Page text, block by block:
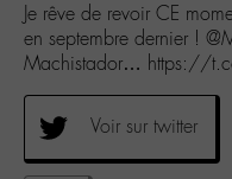
Je rêve de revoir CE
en septembre dernier !
Machistador… https://
Voir sur twitter